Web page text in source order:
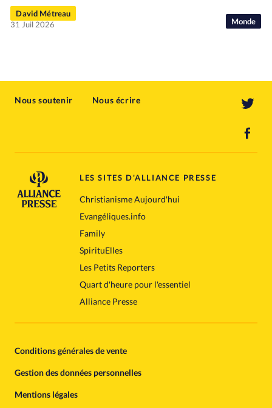
Monde
David Métreau
31 Juil 2026
Nous soutenir Nous écrire
LES SITES D'ALLIANCE PRESSE
Christianisme Aujourd'hui
Evangéliques.info
Family
SpirituElles
Les Petits Reporters
Quart d'heure pour l'essentiel
Alliance Presse
Conditions générales de vente
Gestion des données personnelles
Mentions légales